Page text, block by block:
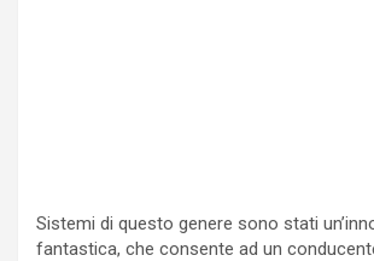
Sistemi di questo genere sono stati
fantastica, che consente ad un